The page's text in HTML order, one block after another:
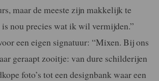
maar de meeste zijn makkelijk te
nou precies wat ik wil vermijden.”
een eigen signatuur: “Mixen. Bij ons
geraapt zooitje: van dure schilderijen
foto’s tot een designbank waar een